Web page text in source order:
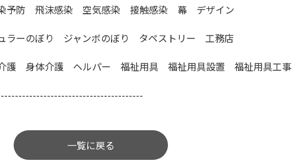
防 飛沫感染 空気感染 接触感染 幕 デザイン
ーのぼり ジャンボのぼり タペストリー 工務店
護 身体介護 ヘルパー 福祉用具 福祉用具設置 福祉用具工事
一覧に戻る